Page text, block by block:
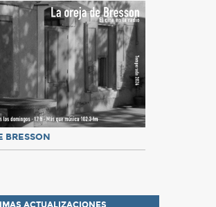
BRESSON
ACTUALIZACIONES